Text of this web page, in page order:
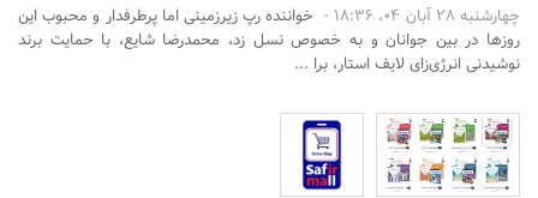
چهارشنبه 28 آبان 04، 18:36 -
خواننده‌ رپ زیرزمینی اما پرطرفدار و محبوب این
روزها در بین جوانان و به خصوص نسل زد، محمدرضا شایع، با حمایت برند
نوشیدنی انرژی‌زای لایف استار، برا ...